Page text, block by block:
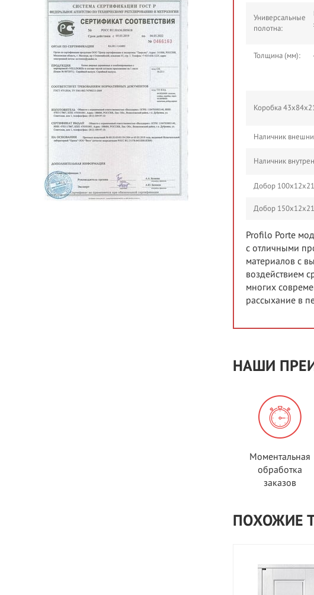
Универсальные
полотна:
Толщина (мм):
Коробка
Наличник
Наличник
Добор
Добор
Profilo Porte
с отличными
материалов с
воздействием
многих
рассыхание в
НАШИ
Моментальная
обработка
заказов
ПОХОЖИЕ